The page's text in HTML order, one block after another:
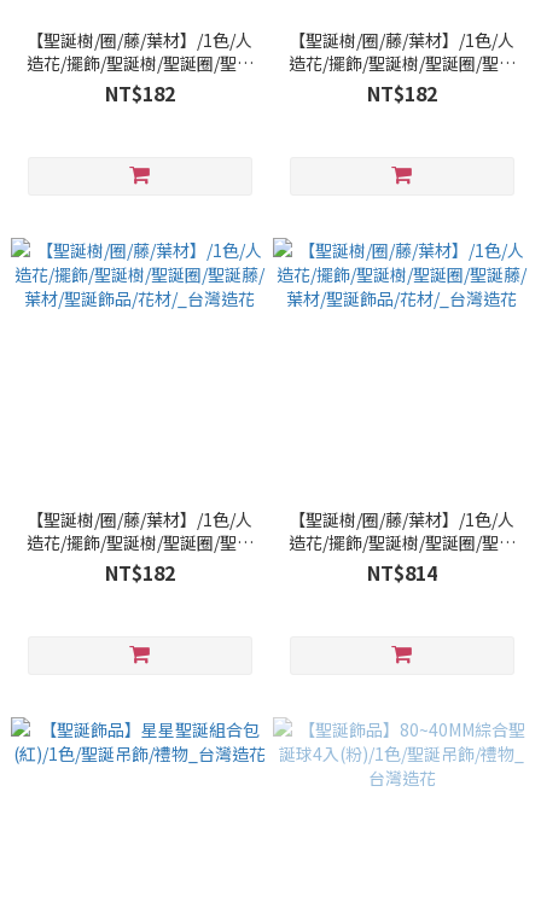
【聖誕樹/圈/藤/葉材】/1色/人
造花/擺飾/聖誕樹/聖誕圈/聖誕
藤/葉材/聖誕飾品/花材/_台灣
造花
NT$182
【聖誕樹/圈/藤/葉材】/1色/人
造花/擺飾/聖誕樹/聖誕圈/聖誕
藤/葉材/聖誕飾品/花材/_台灣
造花
NT$182
【聖誕樹/圈/藤/葉材】/1色/人
造花/擺飾/聖誕樹/聖誕圈/聖誕
藤/葉材/聖誕飾品/花材/_台灣
造花
NT$182
【聖誕樹/圈/藤/葉材】/1色/人
造花/擺飾/聖誕樹/聖誕圈/聖誕
藤/葉材/聖誕飾品/花材/_台灣
造花
NT$814